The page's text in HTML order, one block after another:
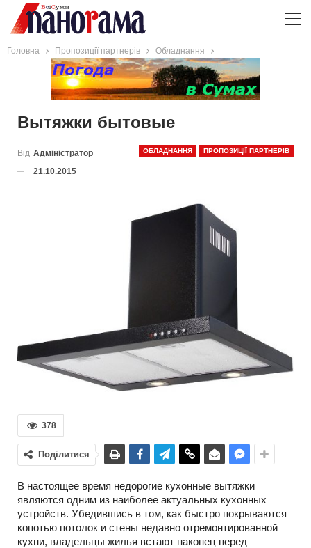
Головна Пропозиції партнерів Обладнання
Вытяжки бытовые
ОБЛАДНАННЯ ПРОПОЗИЦІЇ ПАРТНЕРІВ
Від Адміністратор
21.10.2015
378
Поділитися
В настоящее время недорогие кухонные вытяжки
являются одним из наиболее актуальных кухонных
устройств. Убедившись в том, как быстро покрываются
копотью потолок и стены недавно отремонтированной
кухни, владельцы жилья встают наконец перед